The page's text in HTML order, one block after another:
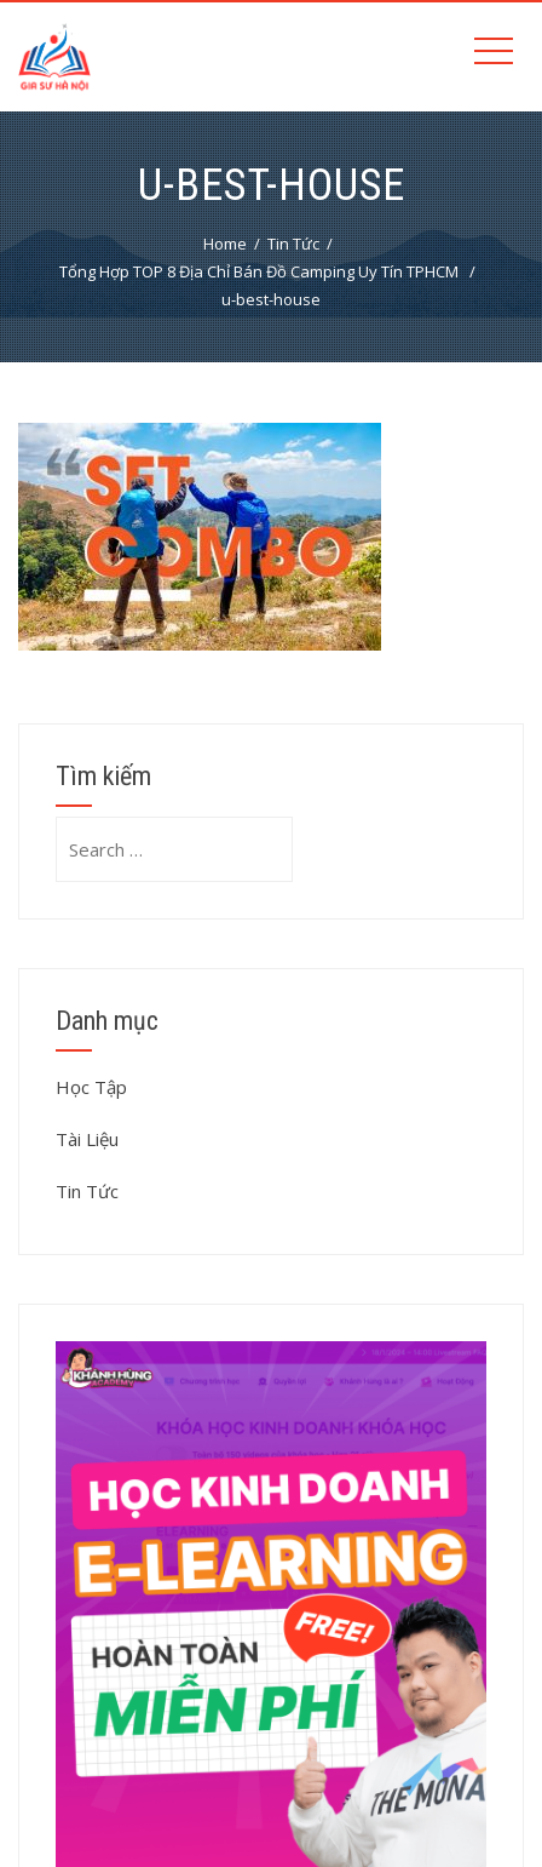
U-BEST-HOUSE
Home
Tin Tức
Tổng Hợp TOP 8 Địa Chỉ Bán Đồ Camping Uy Tín TPHCM
u-best-house
Tìm kiếm
Danh mục
Học Tập
Tài Liệu
Tin Tức